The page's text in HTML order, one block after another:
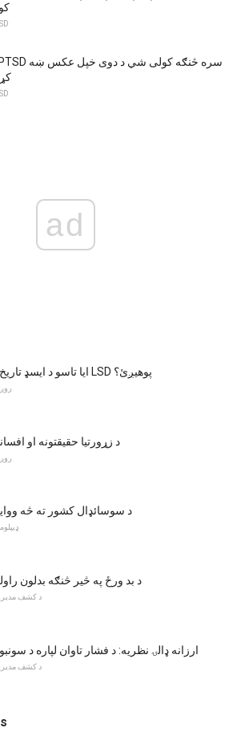
ad
ایا تاسو د ایسډ تاریخ یا LSD پوهیږئ؟
د زړورتیا حقیقتونه او
د سوسائډال کشور ته څه
د بد ورځ په څیر څنګه بدلون
د کشف
ارزانه ډالۍ نظریه: د فشار تاوان لپاره د
د کشف